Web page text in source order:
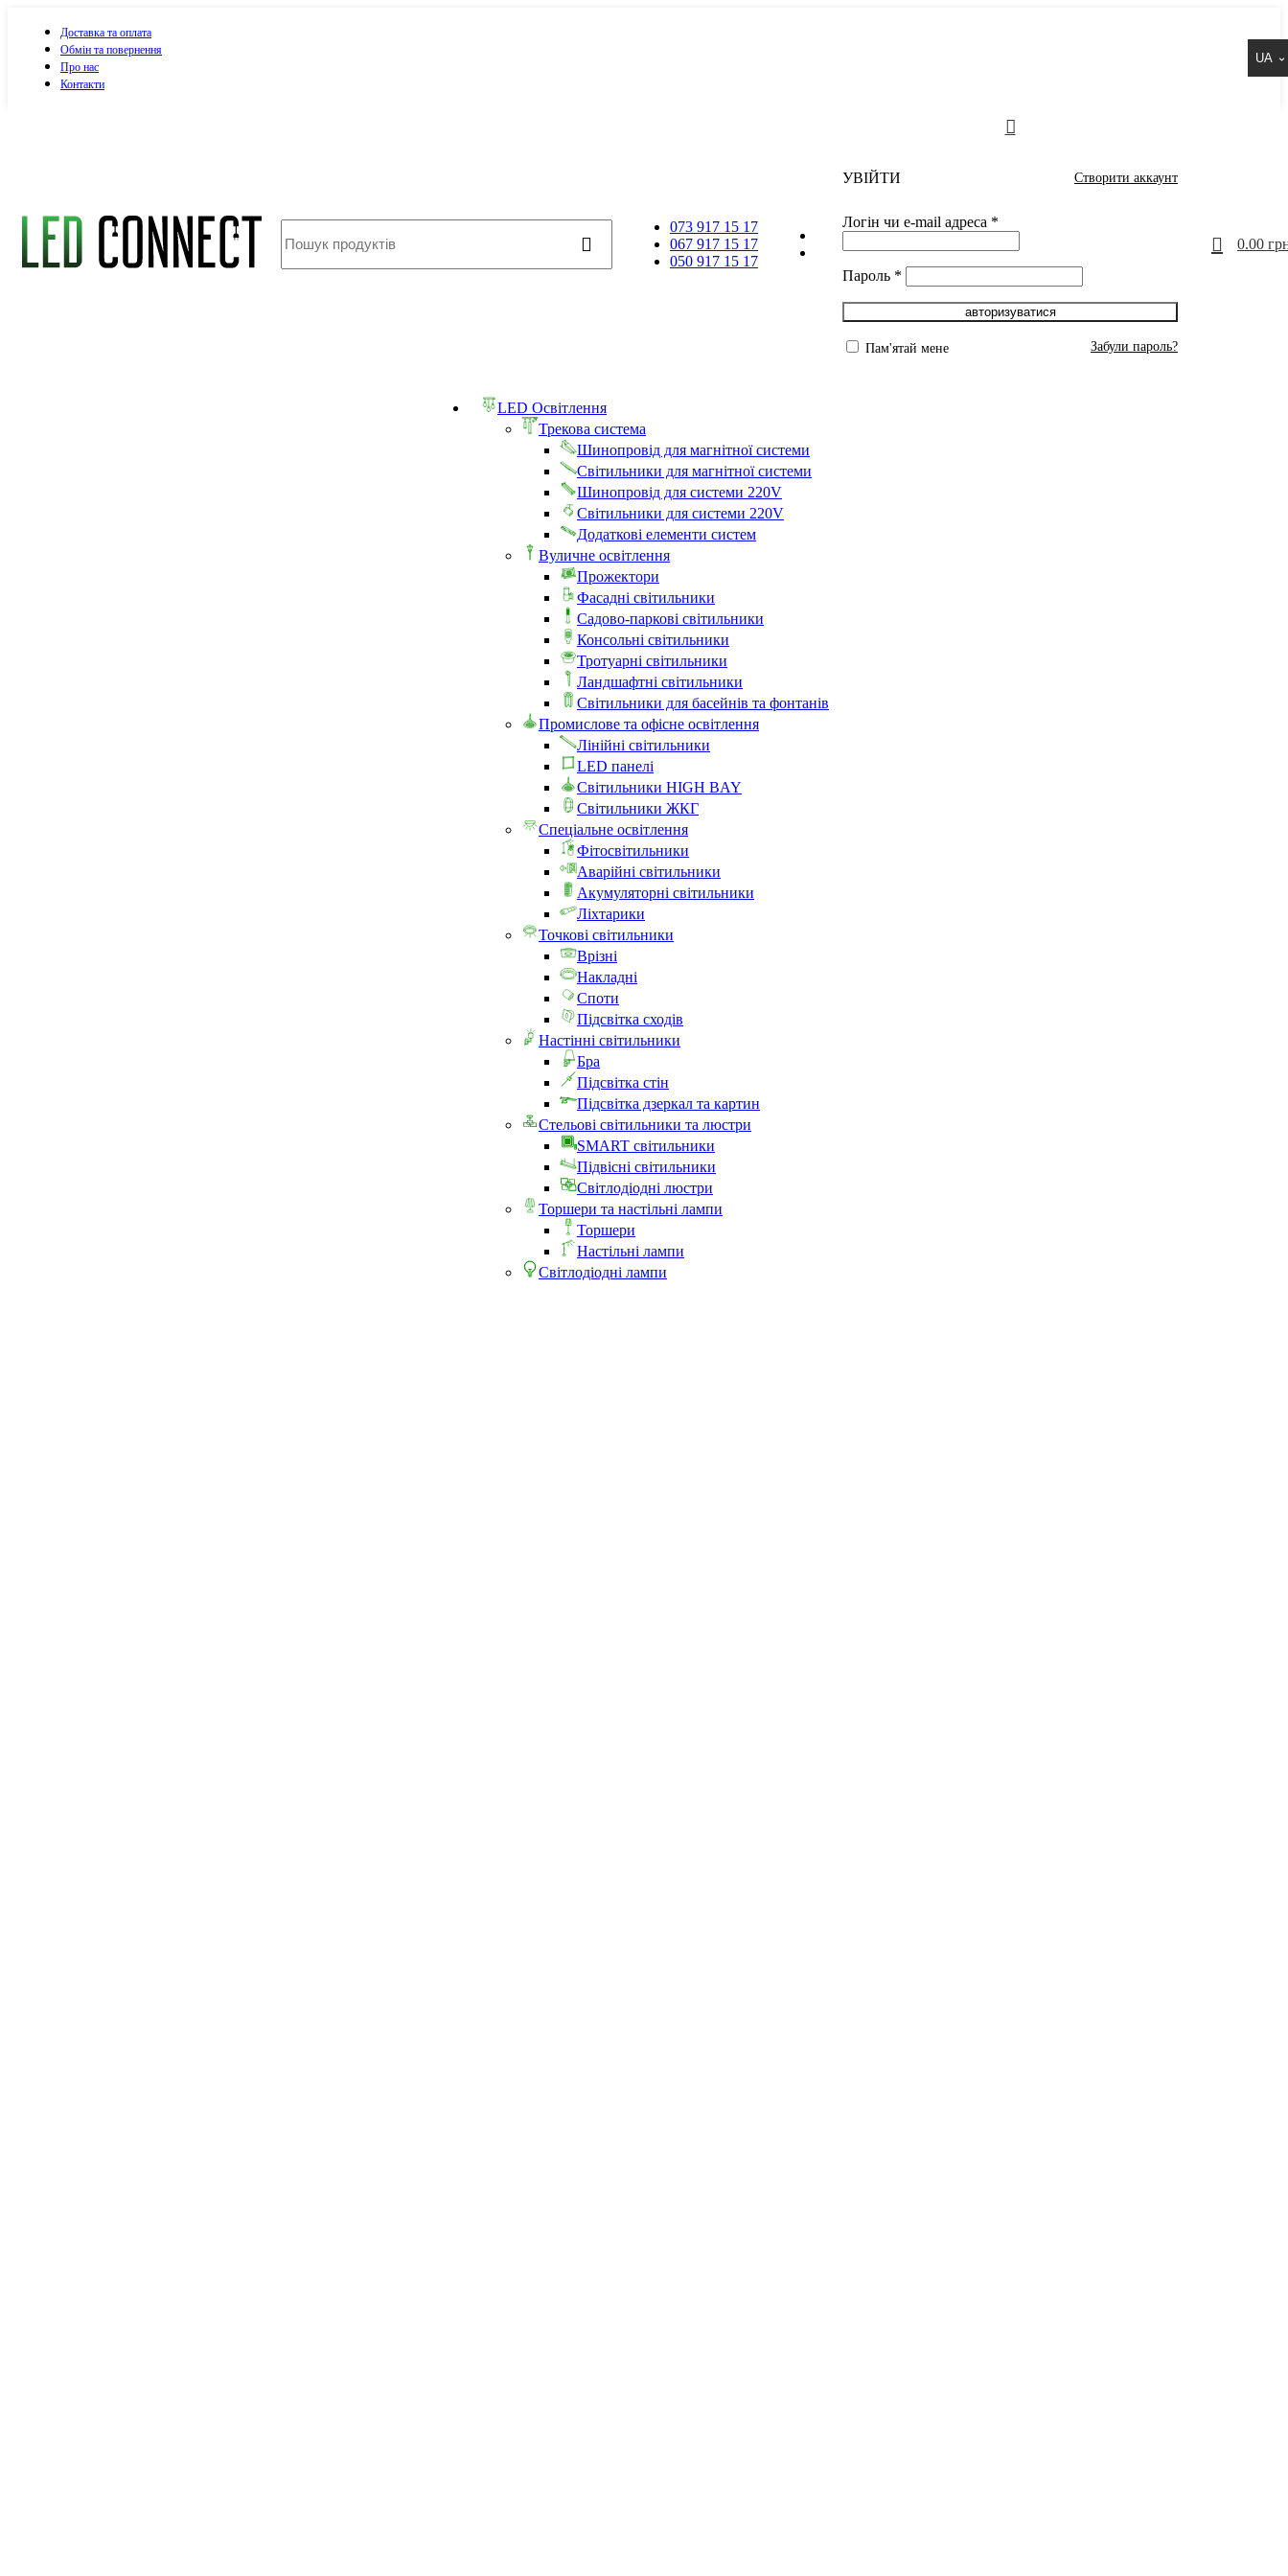
Доставка та оплата
Обмін та повернення
Про нас
Контакти
UA
073 917 15 17
067 917 15 17
050 917 15 17
УВІЙТИ Створити аккаунт
Логін чи e-mail адреса *
Пароль *
авторизуватися
Забули пароль?
Пам'ятай мене
0.00
LED Освітлення
Трекова система
Шинопровід для магнітної системи
Світильники для магнітної системи
Шинопровід для системи 220V
Світильники для системи 220V
Додаткові елементи систем
Вуличне освітлення
Прожектори
Фасадні світильники
Садово-паркові світильники
Консольні світильники
Тротуарні світильники
Ландшафтні світильники
Світильники для басейнів та фонтанів
Промислове та офісне освітлення
Лінійні світильники
LED панелі
Світильники HIGH BAY
Світильники ЖКГ
Спеціальне освітлення
Фітосвітильники
Аварійні світильники
Акумуляторні світильники
Ліхтарики
Точкові світильники
Врізні
Накладні
Споти
Підсвітка сходів
Настінні світильники
Бра
Підсвітка стін
Підсвітка дзеркал та картин
Стельові світильники та люстри
SMART світильники
Підвісні світильники
Світлодіодні люстри
Торшери та настільні лампи
Торшери
Настільні лампи
Світлодіодні лампи